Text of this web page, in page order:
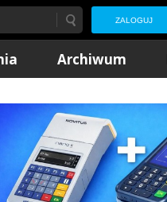
ZALOGUJ
Archiwum